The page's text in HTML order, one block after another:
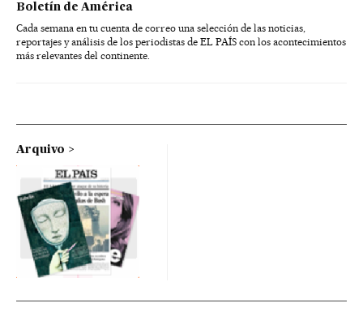
Boletín de América
Cada semana en tu cuenta de correo una selección de las noticias,
reportajes y análisis de los periodistas de EL PAÍS con los acontecimientos
más relevantes del continente.
Arquivo